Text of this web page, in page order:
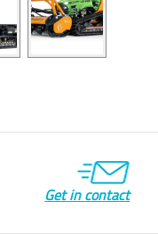
Get in contact